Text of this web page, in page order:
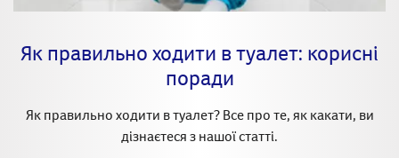
Як правильно ходити в туалет: корисні
поради
Як правильно ходити в туалет? Все про те, як какати, ви
дізнаєтеся з нашої статті.